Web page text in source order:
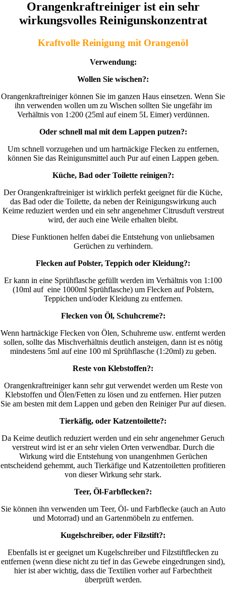
Orangenkraftreiniger ist ein sehr
wirkungsvolles Reinigunskonzentrat
Kraftvolle Reinigung mit Orangenöl
Verwendung:
Wollen Sie wischen?:
Orangenkraftreiniger können Sie im ganzen Haus einsetzen. Wenn Sie
ihn verwenden wollen um zu Wischen sollten Sie ungefähr im
Verhältnis von 1:200 (25ml auf einem 5L Eimer) verdünnen.
Oder schnell mal mit dem Lappen putzen?:
Um schnell vorzugehen und um hartnäckige Flecken zu entfernen,
können Sie das Reinigunsmittel auch Pur auf einen Lappen geben.
Küche, Bad oder Toilette reinigen?:
Der Orangenkraftreiniger ist wirklich perfekt geeignet für die Küche,
das Bad oder die Toilette, da neben der Reinigungswirkung auch
Keime reduziert werden und ein sehr angenehmer Citrusduft verstreut
wird, der auch eine Weile erhalten bleibt.
Diese Funktionen helfen dabei die Entstehung von unliebsamen
Gerüchen zu verhindern.
Flecken auf Polster, Teppich oder Kleidung?:
Er kann in eine Sprühflasche gefüllt werden im Verhältnis von 1:100
(10ml auf eine 1000ml Sprühflasche) um Flecken auf Polstern,
Teppichen und/oder Kleidung zu entfernen.
Flecken von Öl, Schuhcreme?:
Wenn hartnäckige Flecken von Ölen, Schuhreme usw. entfernt werden
sollen, sollte das Mischverhältnis deutlich ansteigen, dann ist es nötig
mindestens 5ml auf eine 100 ml Sprühflasche (1:20ml) zu geben.
Reste von Klebstoffen?:
Orangenkraftreiniger kann sehr gut verwendet werden um Reste von
Klebstoffen und Ölen/Fetten zu lösen und zu entfernen. Hier putzen
Sie am besten mit dem Lappen und geben den Reiniger Pur auf diesen.
Tierkäfig, oder Katzentoilette?:
Da Keime deutlich reduziert werden und ein sehr angenehmer Geruch
verstreut wird ist er an sehr vielen Orten verwendbar. Durch die
Wirkung wird die Entstehung von unangenhmen Gerüchen
entscheidend gehemmt, auch Tierkäfige und Katzentoiletten profitieren
von dieser Wirkung sehr stark.
Teer, Öl-Farbflecken?:
Sie können ihn verwenden um Teer, Öl- und Farbflecke (auch an Auto
und Motorrad) und an Gartenmöbeln zu entfernen.
Kugelschreiber, oder Filzstift?:
Ebenfalls ist er geeignet um Kugelschreiber und Filzstiftflecken zu
entfernen (wenn diese nicht zu tief in das Gewebe eingedrungen sind),
hier ist aber wichtig, dass die Textilien vorher auf Farbechtheit
überprüft werden.